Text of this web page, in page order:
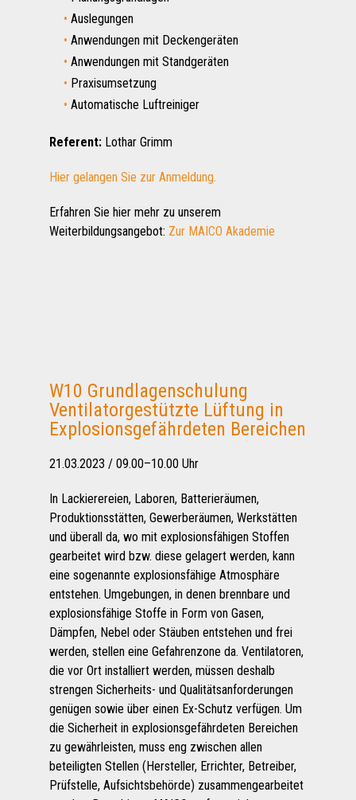
Auslegungen
Anwendungen mit Deckengeräten
Anwendungen mit Standgeräten
Praxisumsetzung
Automatische Luftreiniger
Referent: Lothar Grimm
Hier gelangen Sie zur Anmeldung.
Erfahren Sie hier mehr zu unserem
Weiterbildungsangebot: Zur MAICO Akademie
W10 Grundlagenschulung
Ventilatorgestützte Lüftung in
Explosionsgefährdeten Bereichen
21.03.2023 / 09.00–10.00 Uhr
In Lackierereien, Laboren, Batterieräumen,
Produktionsstätten, Gewerberäumen, Werkstätten
und überall da, wo mit explosionsfähigen Stoffen
gearbeitet wird bzw. diese gelagert werden, kann
eine sogenannte explosionsfähige Atmosphäre
entstehen. Umgebungen, in denen brennbare und
explosionsfähige Stoffe in Form von Gasen,
Dämpfen, Nebel oder Stäuben entstehen und frei
werden, stellen eine Gefahrenzone da. Ventilatoren,
die vor Ort installiert werden, müssen deshalb
strengen Sicherheits- und Qualitätsanforderungen
genügen sowie über einen Ex-Schutz verfügen. Um
die Sicherheit in explosionsgefährdeten Bereichen
zu gewährleisten, muss eng zwischen allen
beteiligten Stellen (Hersteller, Errichter, Betreiber,
Prüfstelle, Aufsichtsbehörde) zusammengearbeitet